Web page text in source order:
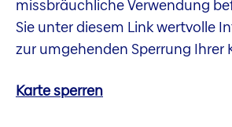
missbräuchliche Verwendung
Sie unter diesem Link wertvolle
zur umgehenden Sperrung Ihrer
Karte sperren